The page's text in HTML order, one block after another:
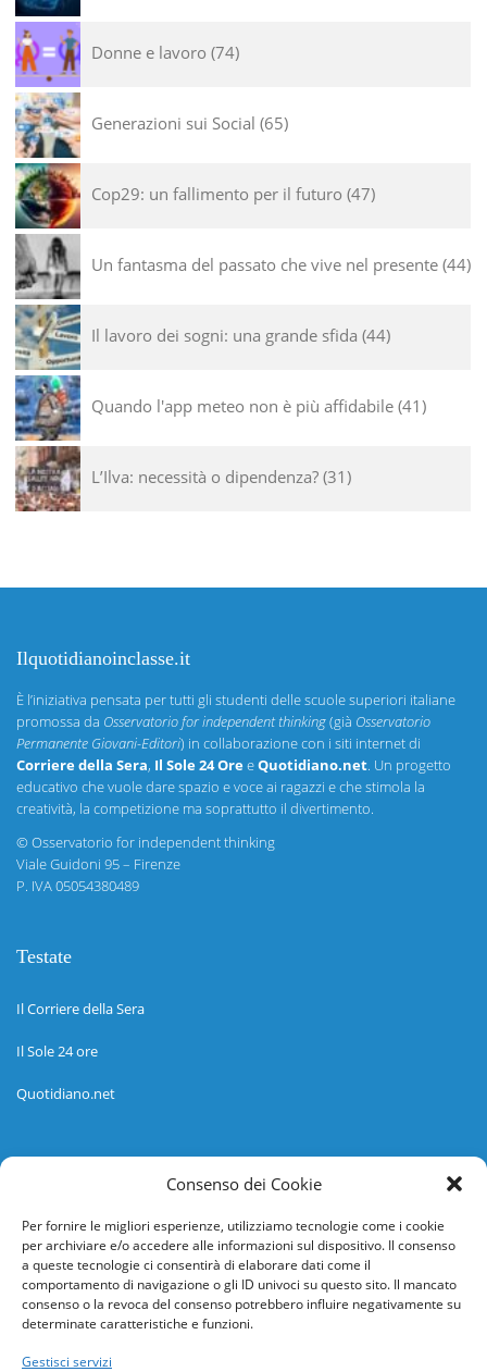
Consenso dei Cookie
Per fornire le migliori esperienze, utilizziamo tecnologie come i cookie
per archiviare e/o accedere alle informazioni sul dispositivo. Il consenso
a queste tecnologie ci consentirà di elaborare dati come il
comportamento di navigazione o gli ID univoci su questo sito. Il mancato
consenso o la revoca del consenso potrebbero influire negativamente su
determinate caratteristiche e funzioni.
Gestisci servizi
Donne e lavoro 74
Generazioni sui Social 65
Cop29: un fallimento per il futuro 47
Un fantasma del passato che vive nel presente 44
Il lavoro dei sogni: una grande sfida 44
Quando l'app meteo non è più affidabile 41
L’Ilva: necessità o dipendenza? 31
Ilquotidianoinclasse.it
È l’iniziativa pensata per tutti gli studenti delle scuole superiori italiane
promossa da Osservatorio for independent thinking(già Osservatorio
Permanente Giovani-Editori) in collaborazione con i siti internet di
Corriere della Sera, Il Sole 24 OreeQuotidiano.net. Un progetto
educativo che vuole dare spazio e voce ai ragazzi e che stimola la
creatività, la competizione ma soprattutto il divertimento.
©Osservatorio for independent thinking
Viale Guidoni 95 – Firenze
P. IVA 05054380489
Testate
Il Corriere della Sera
Il Sole 24 ore
Quotidiano.net
Informazioni
Help desk
Guida rapida